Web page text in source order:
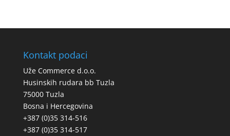
Kontakt podaci
Uže Commerce d.o.o.
Husinskih rudara bb Tuzla
75000 Tuzla
Bosna i Hercegovina
+387 (0)35 314-516
+387 (0)35 314-517